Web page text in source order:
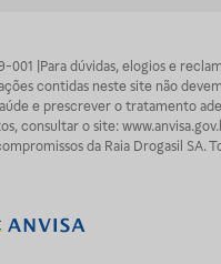
001 |Para dúvidas, elogios e
contidas neste site não
e prescrever o tratamento
o site:
da Raia Drogasil SA.